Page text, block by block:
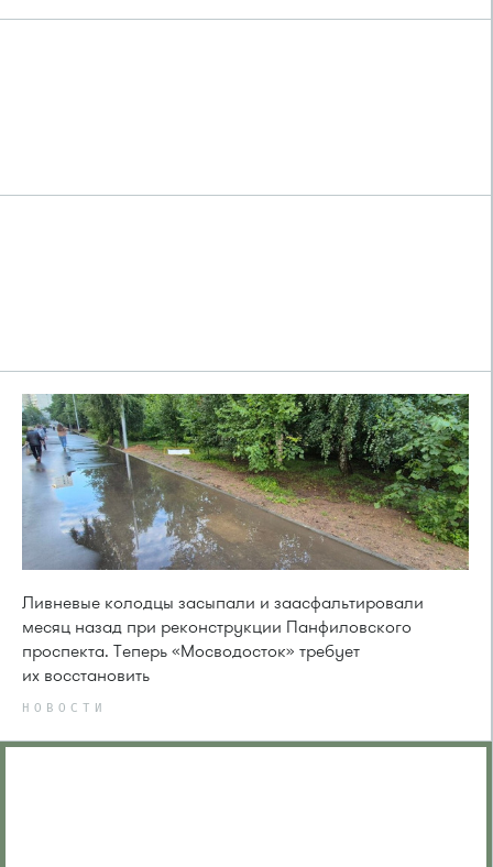
Ливневые колодцы засыпали и заасфальтировали
месяц назад при реконструкции Панфиловского
проспекта. Теперь «Мосводосток» требует
их восстановить
НОВОСТИ